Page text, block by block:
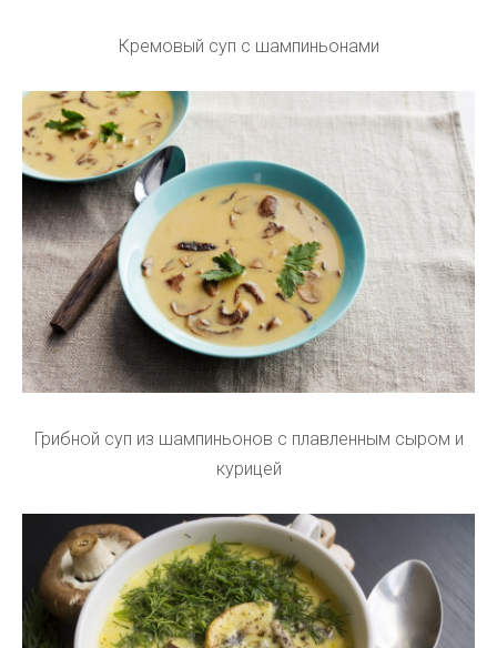
Кремовый суп с шампиньонами
Грибной суп из шампиньонов с плавленным сыром и
курицей